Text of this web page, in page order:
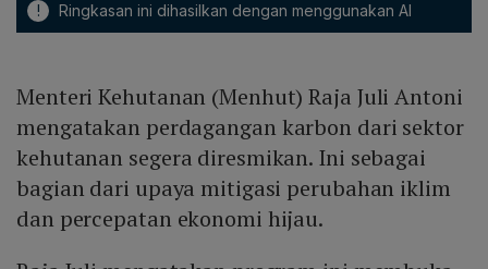
! Ringkasan ini dihasilkan dengan menggunakan AI
Menteri Kehutanan (Menhut) Raja Juli Antoni
mengatakan perdagangan karbon dari sektor
kehutanan segera diresmikan. Ini sebagai
bagian dari upaya mitigasi perubahan iklim
dan percepatan ekonomi hijau.